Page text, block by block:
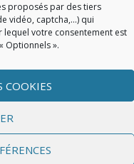
proposés par des tiers
vidéo, captcha,...) qui
votre consentement est
Optionnels ».
COOKIES